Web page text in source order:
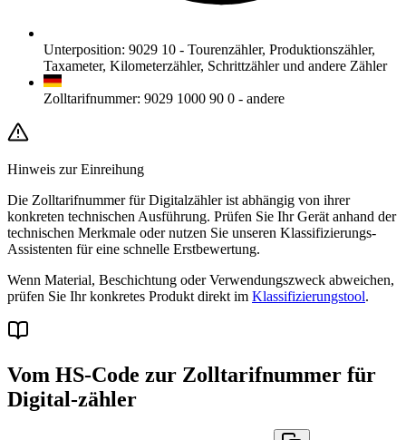
Unterposition: 9029 10 - Tourenzähler, Produktionszähler,
Taxameter, Kilometerzähler, Schrittzähler und andere Zähler
Zolltarifnummer: 9029 1000 90 0 - andere
Hinweis zur Einreihung
Die Zolltarifnummer für Digitalzähler ist abhängig von ihrer
konkreten technischen Ausführung. Prüfen Sie Ihr Gerät anhand der
technischen Merkmale oder nutzen Sie unseren Klassifizierungs-
Assistenten für eine schnelle Erstbewertung.
Wenn Material, Beschichtung oder Verwendungszweck abweichen,
prüfen Sie Ihr konkretes Produkt direkt im Klassifizierungstool.
Vom HS-Code zur Zolltarifnummer für
Digital-zähler